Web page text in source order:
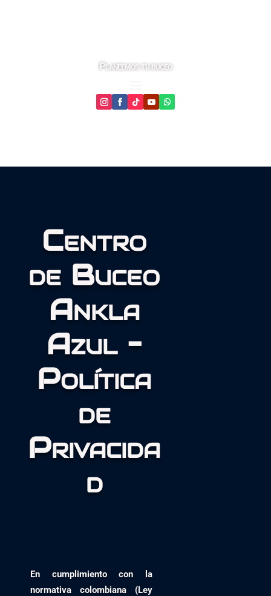
Planeemos tu buceo
Centro
de Buceo
Ankla
Azul –
Política
de
Privacida
d
En cumplimiento con la
normativa colombiana (Ley